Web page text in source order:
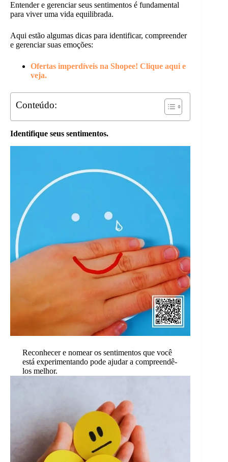
Entender e gerenciar seus sentimentos é fundamental
para viver uma vida equilibrada.
Aqui estão algumas dicas para identificar, compreender
e gerenciar suas emoções:
Ofertas imperdíveis na Shopee! Clique aqui e
veja.
Conteúdo:
Identifique seus sentimentos.
Reconhecer e nomear os sentimentos que você
está experimentando pode ajudar a compreendê-
los melhor.